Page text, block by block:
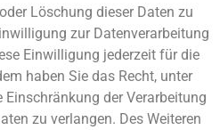
Löschung dieser Daten zu
zur Datenverarbeitung
Einwilligung jederzeit für die
haben Sie das Recht, unter
der Verarbeitung
zu verlangen. Des Weiteren